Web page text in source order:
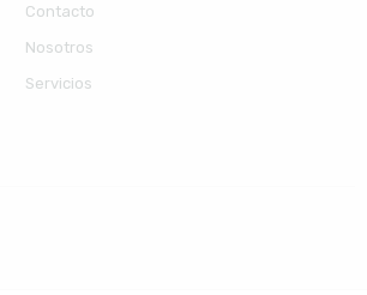
Contacto
Nosotros
Servicios